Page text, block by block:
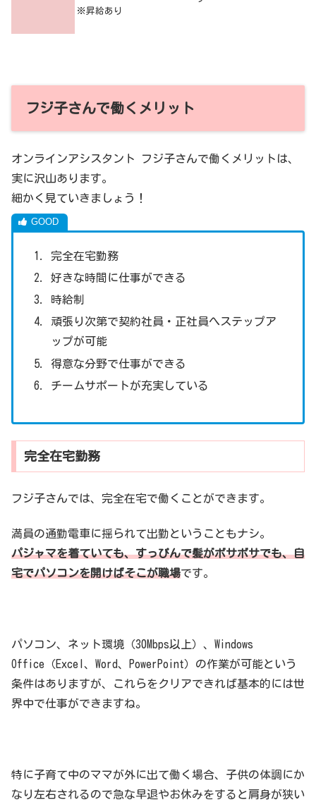
※昇給あり
フジ子さんで働くメリット
オンラインアシスタント フジ子さんで働くメリットは、
実に沢山あります。
細かく見ていきましょう！
完全在宅勤務
好きな時間に仕事ができる
時給制
頑張り次第で契約社員・正社員へステップア
ップが可能
得意な分野で仕事ができる
チームサポートが充実している
完全在宅勤務
フジ子さんでは、完全在宅で働くことができます。
満員の通勤電車に揺られて出勤ということもナシ。
パジャマを着ていても、すっぴんで髪がボサボサでも、自
宅でパソコンを開けばそこが職場です。
パソコン、ネット環境（30Mbps以上）、Windows
Office（Excel、Word、PowerPoint）の作業が可能という
条件はありますが、これらをクリアできれば基本的には世
界中で仕事ができますね。
特に子育て中のママが外に出て働く場合、子供の体調にか
なり左右されるので急な早退やお休みをすると肩身が狭い